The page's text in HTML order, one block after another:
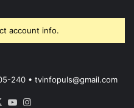
account info.
240 • tvinfopuls@gmail.com
X YouTube